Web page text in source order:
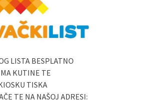
LISTA BESPLATNO
KUTINE TE
TISKA
TE NA NAŠOJ ADRESI: